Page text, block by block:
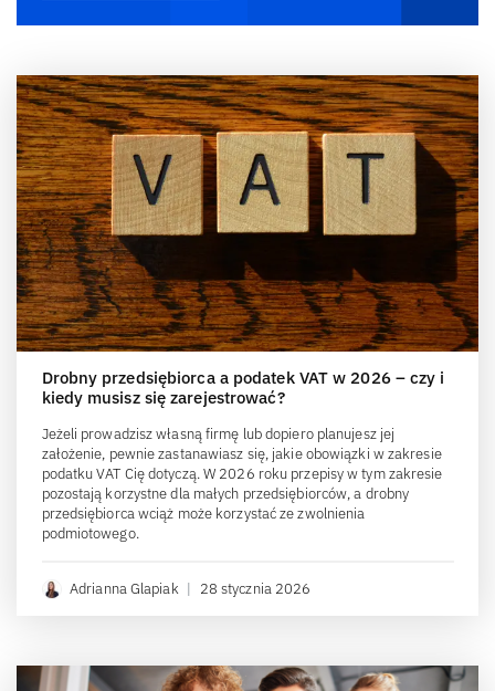
Drobny przedsiębiorca a podatek VAT w 2026 – czy i
kiedy musisz się zarejestrować?
Jeżeli prowadzisz własną firmę lub dopiero planujesz jej
założenie, pewnie zastanawiasz się, jakie obowiązki w zakresie
podatku VAT Cię dotyczą. W 2026 roku przepisy w tym zakresie
pozostają korzystne dla małych przedsiębiorców, a drobny
przedsiębiorca wciąż może korzystać ze zwolnienia
podmiotowego.
Adrianna Glapiak | 28 stycznia 2026